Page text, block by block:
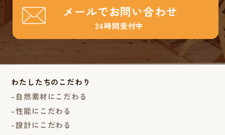
メールでお問い合わせ
24時間受付中
わたしたちのこだわり
自然素材にこだわる
性能にこだわる
設計にこだわる